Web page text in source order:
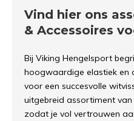
Vind hier ons
& Accessoires
Bij Viking Hengelsport
hoogwaardige elastiek en
voor een succesvolle
uitgebreid assortiment
zodat je vol vertrouwen